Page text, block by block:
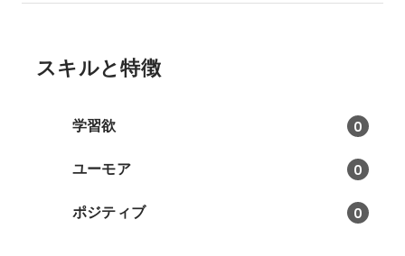
スキルと特徴
学習欲 0
ユーモア 0
ポジティブ 0